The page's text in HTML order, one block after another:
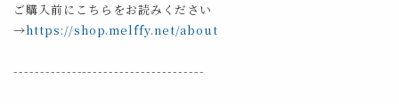
ご購入前にこちらをお読みください
→https://shop.melffy.net/about
------------------------------------